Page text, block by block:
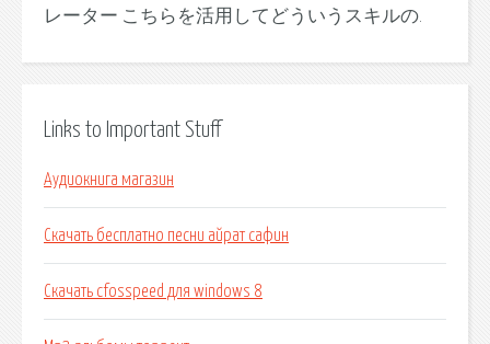
レーター こちらを活用してどういうスキルの.
Links to Important Stuff
Аудиокнига магазин
Скачать бесплатно песни айрат сафин
Скачать cfosspeed для windows 8